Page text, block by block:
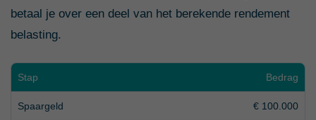
betaal je over een deel van het berekende rendement
belasting.
Stap Bedrag
Spaargeld € 100.000